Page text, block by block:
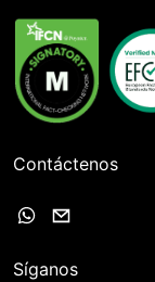
Contáctenos
Síganos